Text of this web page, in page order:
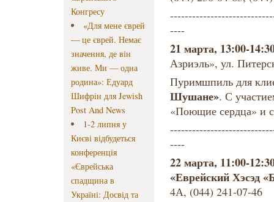
Конгресу
«Для мене єврей
— це єврей. Немає
значення, де він
живе. Ми — одна
родина»: Едуард
Шифрін для Jewish
Post And News
1-2 липня у
Києві відбудеться
конференція
«Єврейська
спадщина в
Україні: Досвід та
----
21 марта, 13:00-
Азриэль», ул.
Пуримшпиль для
Шушане». С
«Поющие сердца» и
----
22 марта, 11:00-
«Еврейский Хэсэд
4А, (044) 241-07-46